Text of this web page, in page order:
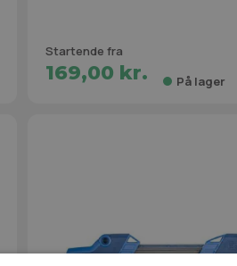
Startende fra
169,00 kr. På lager